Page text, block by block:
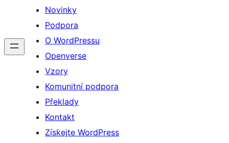
Novinky
Podpora
O WordPressu
Openverse
Vzory
Komunitní podpora
Překlady
Kontakt
Získejte WordPress